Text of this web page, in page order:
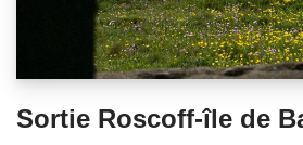
Sortie Roscoff-île de